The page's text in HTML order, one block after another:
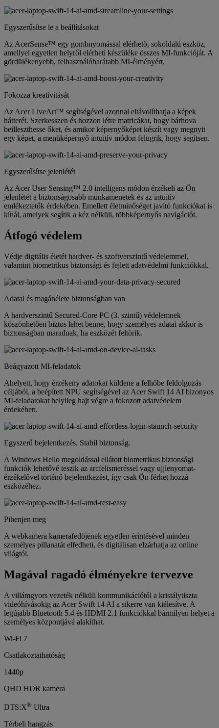
Egyszerűsítse le a beállításokat
Az AcerSense™ egy gombnyomással elérhető, sokoldalú eszköz,
amellyel egyetlen helyről elérheti készüléke összes MI-funkcióját. A
gördülékenyebb, felhasználóbarátabb MI-élményért.
Fokozza kreativitását
Az Acer LiveArt™ segítségével azonnal eltávolíthatja a képek
hátterét. Szerkesszen és hozzon létre matricákat, hogy bárhova
beilleszthesse őket, és amikor képernyőképet készít vagy megnyit
egy képet, a menüképernyő intuitív módon felugrik, hogy segítsen.
Egyszerűsítse jelenlétét
Az Acer User Sensing™ 2.0 intelligens módon érzékeli az Ön
jelenlétét a biztonságosabb munkamenetek és az intuitív
emlékeztetők érdekében. Emellett életminőséget javító funkciókat is
kínál, amelyek segítik a kéz nélküli, többképernyős navigációt.
Átfogó védelem
Védje digitális életét hardver- és szoftverszintű védelemmel,
valamint biometrikus biztonsági és fejlett adatvédelmi funkciókkal.
Adatai és magánélete biztonságban van
A hardverszintű Secured-Core PC (3. szintű) védelemnek
köszönhetően biztos lehet benne, hogy személyes adatai akkor is
biztonságban maradnak, ha eszközét feltörik.
Beágyazott MI-feladatok
Ahelyett, hogy érzékeny adatokat küldene a felhőbe feldolgozás
céljából, a beépített NPU segítségével az Acer Swift 14 AI bizonyos
MI-feladatokat helyileg hajt végre a fokozott adatvédelem
érdekében.
Egyszerű bejelentkezés. Stabil biztonság.
A Windows Hello megoldással ellátott biometrikus biztonsági
funkciók lehetővé teszik az arcfelismeréssel vagy ujjlenyomat-
érzékelővel történő bejelentkezést, így csak Ön férhet hozzá
eszközéhez.
Pihenjen meg
A webkamera kamerafedőjének egyetlen érintésével minden
személyes pillanatát elfedheti, és digitálisan elzárhatja az online
világtól.
Magával ragadó élményekre tervezve
A villámgyors vezeték nélküli kommunikációtól a kristálytiszta
videóhívásokig az Acer Swift 14 AI a sikerre van kiélesítve. A
legújabb Bluetooth 5.4 és HDMI 2.1 funkciókkal bármilyen helyet a
személyes központjává alakíthat.
Wi-Fi 7
Csatlakoztathatóság
1440p
QHD HDR kamera
DTS:X® Ultra
Térbeli hangzás